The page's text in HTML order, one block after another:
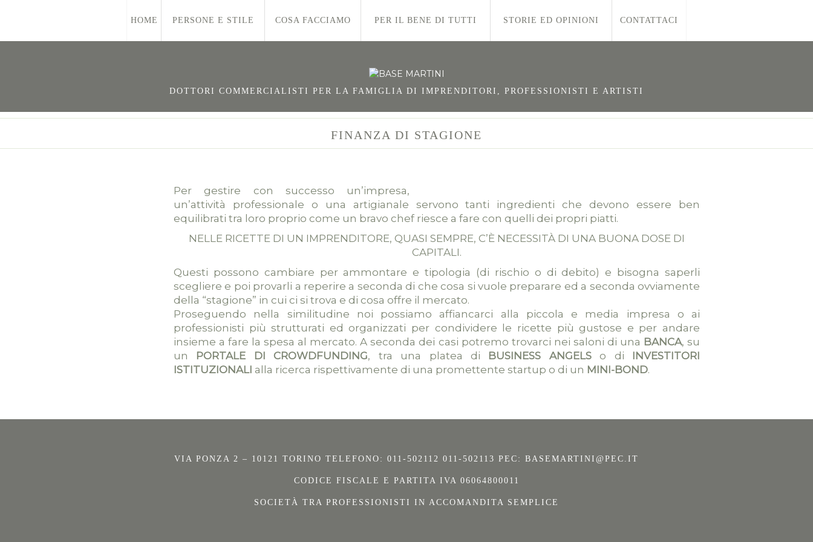
HOME PERSONE E STILE COSA FACCIAMO PER IL BENE DI TUTTI STORIE ED OPINIONI CONTATTACI
DOTTORI COMMERCIALISTI PER LA FAMIGLIA DI IMPRENDITORI, PROFESSIONISTI E ARTISTI
FINANZA DI STAGIONE
Per gestire con successo un’impresa,
un’attività professionale o una artigianale servono tanti ingredienti che devono essere ben
equilibrati tra loro proprio come un bravo chef riesce a fare con quelli dei propri piatti.
NELLE RICETTE DI UN IMPRENDITORE, QUASI SEMPRE, C’È NECESSITÀ DI UNA BUONA DOSE DI
CAPITALI.
Questi possono cambiare per ammontare e tipologia (di rischio o di debito) e bisogna saperli
scegliere e poi provarli a reperire a seconda di che cosa si vuole preparare ed a seconda ovviamente
della “stagione” in cui ci si trova e di cosa offre il mercato.
Proseguendo nella similitudine noi possiamo affiancarci alla piccola e media impresa o ai
professionisti più strutturati ed organizzati per condividere le ricette più gustose e per andare
insieme a fare la spesa al mercato. A seconda dei casi potremo trovarci nei saloni di una BANCA, su
un PORTALE DI CROWDFUNDING, tra una platea di BUSINESS ANGELSo di INVESTITORI
ISTITUZIONALI alla ricerca rispettivamente di una promettente startup o di un MINI-BOND.
VIA PONZA 2 – 10121 TORINO TELEFONO: 011-502112 011-502113 PEC: BASEMARTINI@PEC.IT
CODICE FISCALE E PARTITA IVA 06064800011
SOCIETÀ TRA PROFESSIONISTI IN ACCOMANDITA SEMPLICE